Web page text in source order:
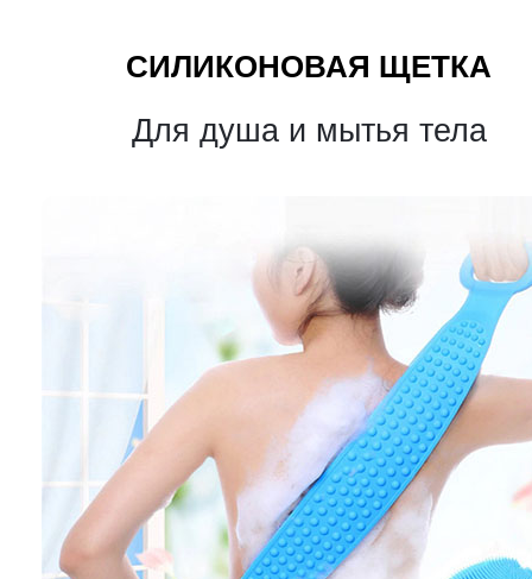
СИЛИКОНОВАЯ ЩЕТКА
Для душа и мытья тела